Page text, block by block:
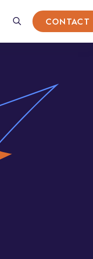
CONTACT